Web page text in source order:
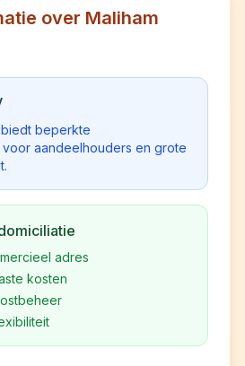
over Maliham
beperkte
aandeelhouders en grote
adres
kosten